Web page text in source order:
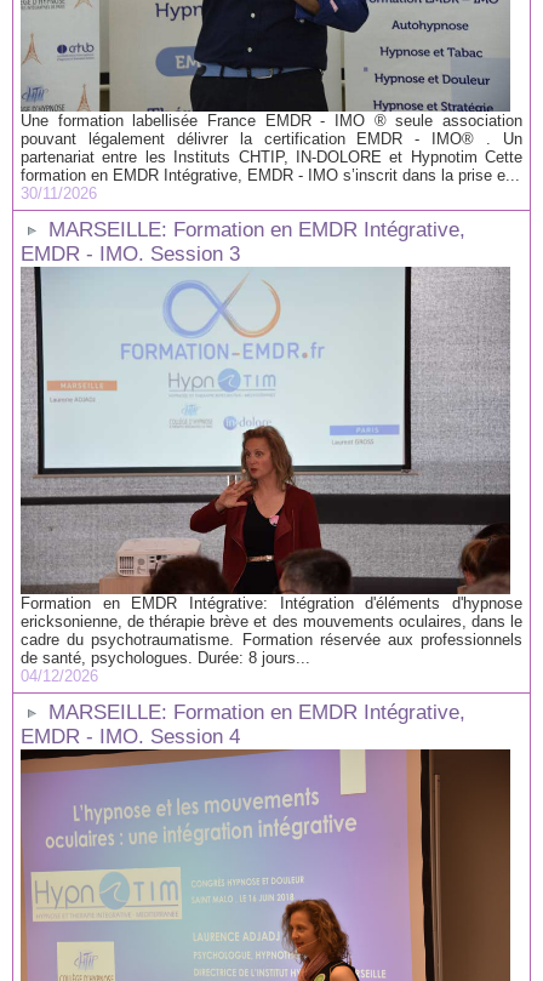
Une formation labellisée France EMDR - IMO ® seule association
pouvant légalement délivrer la certification EMDR - IMO® . Un
partenariat entre les Instituts CHTIP, IN-DOLORE et Hypnotim Cette
formation en EMDR Intégrative, EMDR - IMO s’inscrit dans la prise e...
30/11/2026
MARSEILLE: Formation en EMDR Intégrative,
EMDR - IMO. Session 3
Formation en EMDR Intégrative: Intégration d'éléments d'hypnose
ericksonienne, de thérapie brève et des mouvements oculaires, dans le
cadre du psychotraumatisme. Formation réservée aux professionnels
de santé, psychologues. Durée: 8 jours...
04/12/2026
MARSEILLE: Formation en EMDR Intégrative,
EMDR - IMO. Session 4